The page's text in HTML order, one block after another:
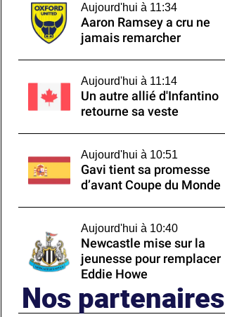
Aujourd'hui à 11:34
Aaron Ramsey a cru ne
jamais remarcher
Aujourd'hui à 11:14
Un autre allié d'Infantino
retourne sa veste
Aujourd'hui à 10:51
Gavi tient sa promesse
d’avant Coupe du Monde
Aujourd'hui à 10:40
Newcastle mise sur la
jeunesse pour remplacer
Eddie Howe
Nos partenaires